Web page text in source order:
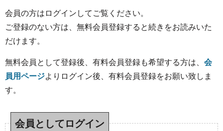
会員の方はログインしてご覧ください。
ご登録のない方は、無料会員登録すると続きをお読みいた
だけます。
無料会員として登録後、有料会員登録も希望する方は、 会
員用ページよりログイン後、有料会員登録をお願い致しま
す。
会員としてログイン